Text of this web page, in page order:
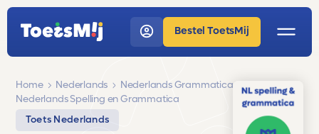
Bestel ToetsMij
Home Nederlands
Nederlands Grammatica
Nederlands Spelling en Grammatica
Toets Nederlands